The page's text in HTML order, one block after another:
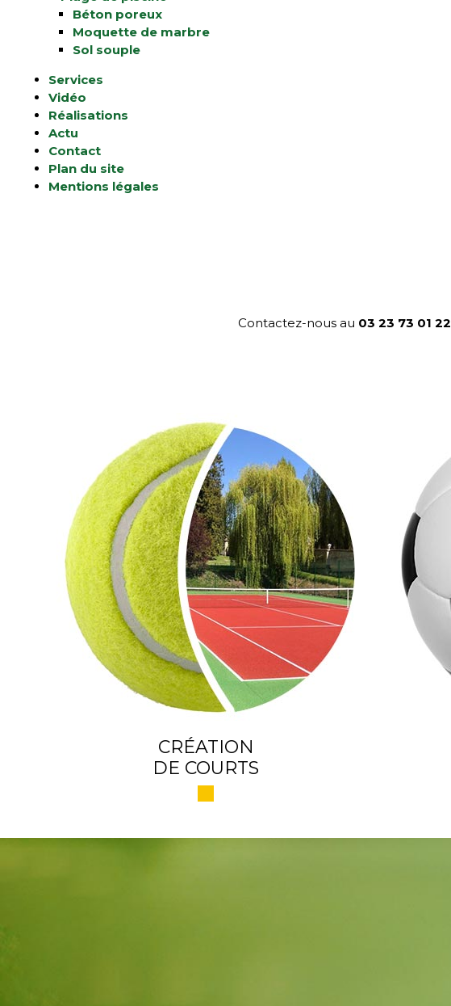
Béton poreux
Moquette de marbre
Sol souple
Services
Vidéo
Réalisations
Actu
Contact
Plan du site
Mentions légales
Contactez-nous au 03 23 73 01 22
CRÉATION
DE COURTS